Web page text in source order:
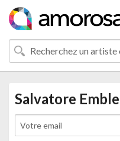
Salvatore